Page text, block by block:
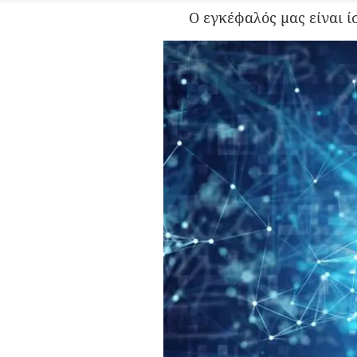
Ο εγκέφαλός μας είναι